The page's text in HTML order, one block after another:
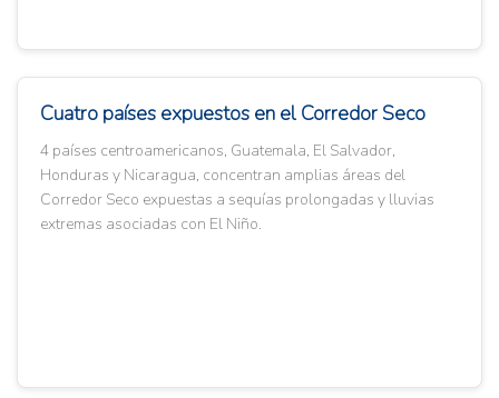
Cuatro países expuestos en el Corredor Seco
4 países centroamericanos, Guatemala, El Salvador,
Honduras y Nicaragua, concentran amplias áreas del
Corredor Seco expuestas a sequías prolongadas y lluvias
extremas asociadas con El Niño.